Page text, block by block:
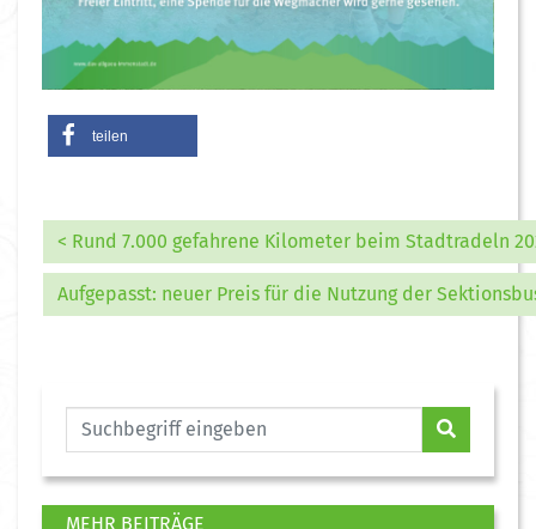
teilen
< Rund 7.000 gefahrene Kilometer beim Stadtradeln
Aufgepasst: neuer Preis für die Nutzung der
MEHR BEITRÄGE